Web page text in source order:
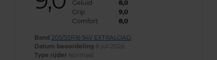
Geluid
8,0
Grip
9,0
Comfort
8,0
Band 205/55R16 94V EXTRALOAD
Datum beoordeling 8 juli 2026
Type rijder Normaal